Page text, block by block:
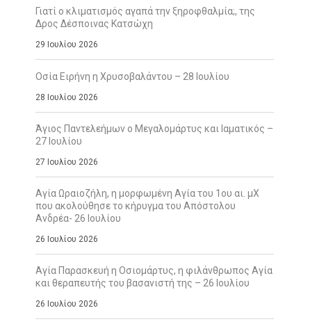
Γιατί ο κλιματισμός αγαπά την ξηροφθαλμία;, της
Δρος Δέσποινας Κατσώχη
29 Ιουλίου 2026
Οσία Ειρήνη η Χρυσοβαλάντου – 28 Ιουλίου
28 Ιουλίου 2026
Άγιος Παντελεήμων ο Μεγαλομάρτυς και Ιαματικός –
27 Ιουλίου
27 Ιουλίου 2026
Αγία Ωραιοζήλη, η μορφωμένη Αγία του 1ου αι. μΧ
που ακολούθησε το κήρυγμα του Απόστολου
Ανδρέα- 26 Ιουλίου
26 Ιουλίου 2026
Αγία Παρασκευή η Οσιομάρτυς, η φιλάνθρωπος Αγία
και θεραπευτής του βασανιστή της – 26 Ιουλίου
26 Ιουλίου 2026